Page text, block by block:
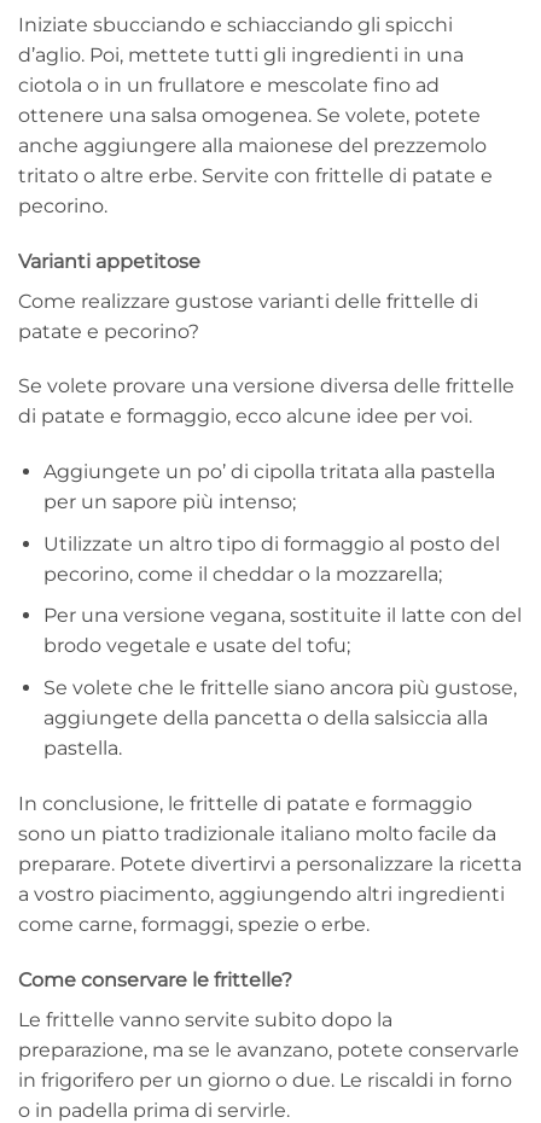
Iniziate sbucciando e schiacciando gli spicchi
d’aglio. Poi, mettete tutti gli ingredienti in una
ciotola o in un frullatore e mescolate fino ad
ottenere una salsa omogenea. Se volete, potete
anche aggiungere alla maionese del prezzemolo
tritato o altre erbe. Servite con frittelle di patate e
pecorino.
Varianti appetitose
Come realizzare gustose varianti delle frittelle di
patate e pecorino?
Se volete provare una versione diversa delle frittelle
di patate e formaggio, ecco alcune idee per voi.
Aggiungete un po’ di cipolla tritata alla pastella
per un sapore più intenso;
Utilizzate un altro tipo di formaggio al posto del
pecorino, come il cheddar o la mozzarella;
Per una versione vegana, sostituite il latte con del
brodo vegetale e usate del tofu;
Se volete che le frittelle siano ancora più gustose,
aggiungete della pancetta o della salsiccia alla
pastella.
In conclusione, le frittelle di patate e formaggio
sono un piatto tradizionale italiano molto facile da
preparare. Potete divertirvi a personalizzare la ricetta
a vostro piacimento, aggiungendo altri ingredienti
come carne, formaggi, spezie o erbe.
Come conservare le frittelle?
Le frittelle vanno servite subito dopo la
preparazione, ma se le avanzano, potete conservarle
in frigorifero per un giorno o due. Le riscaldi in forno
o in padella prima di servirle.